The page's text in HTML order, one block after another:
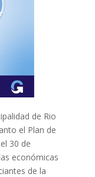
de Rio
el Plan de
30 de
económicas
de la